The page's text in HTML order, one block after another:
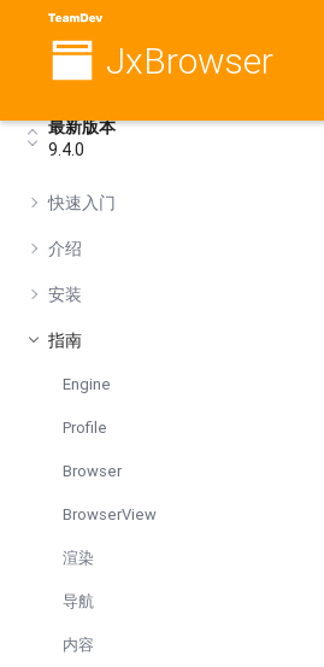
JxBrowser
最新版本
9.4.0
快速入门
介绍
安装
指南
Engine
Profile
Browser
BrowserView
渲染
导航
内容